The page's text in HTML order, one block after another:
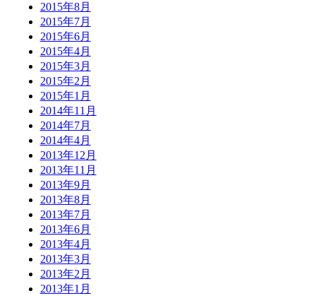
2015年8月
2015年7月
2015年6月
2015年4月
2015年3月
2015年2月
2015年1月
2014年11月
2014年7月
2014年4月
2013年12月
2013年11月
2013年9月
2013年8月
2013年7月
2013年6月
2013年4月
2013年3月
2013年2月
2013年1月